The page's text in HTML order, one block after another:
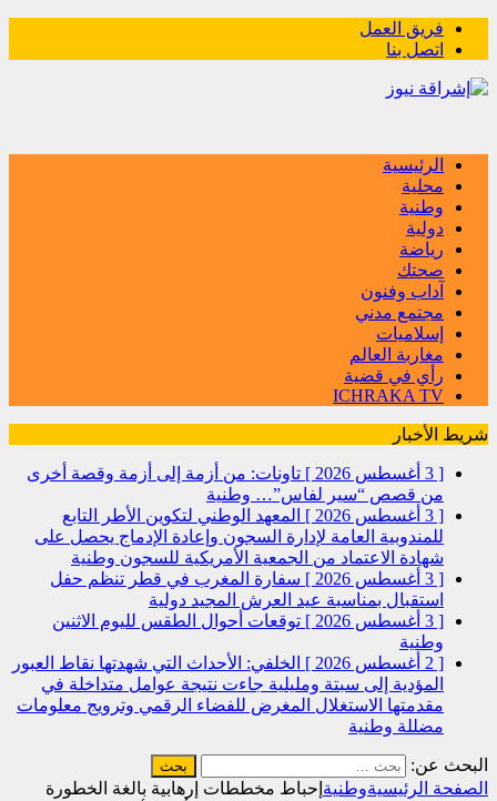
فريق العمل
اتصل بنا
الرئيسية
محلية
وطنية
دولية
رياضة
صحتك
آداب وفنون
مجتمع مدني
إسلاميات
مغاربة العالم
رأي في قضية
ICHRAKA TV
شريط الأخبار
[ 3 أغسطس 2026 ]
تاونات: من أزمة إلى أزمة وقصة أخرى
من قصص “سير لفاس”… وطنية
[ 3 أغسطس 2026 ]
المعهد الوطني لتكوين الأطر التابع
للمندوبية العامة لإدارة السجون وإعادة الإدماج يحصل على
شهادة الاعتماد من الجمعية الأمريكية للسجون وطنية
[ 3 أغسطس 2026 ]
سفارة المغرب في قطر تنظم حفل
استقبال بمناسبة عيد العرش المجيد دولية
[ 3 أغسطس 2026 ]
توقعات أحوال الطقس لليوم الاثنين
وطنية
[ 2 أغسطس 2026 ]
الخلفي: الأحداث التي شهدتها نقاط العبور
المؤدية إلى سبتة ومليلية جاءت نتيجة عوامل متداخلة في
مقدمتها الاستغلال المغرض للفضاء الرقمي وترويج معلومات
مضللة وطنية
البحث عن:
الصفحة الرئيسيةوطنية إحباط مخططات إرهابية بالغة الخطورة